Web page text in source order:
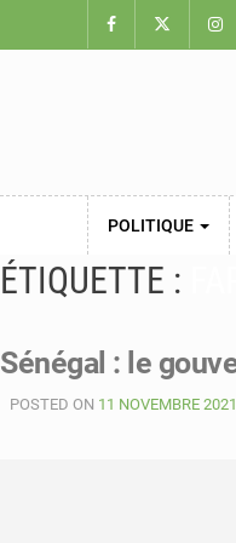
POLITIQUE
ÉTIQUETTE :
Sénégal : le
POSTED ON 11 NOVEMBRE 2021